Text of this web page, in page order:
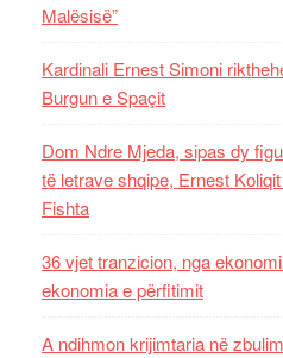
Malësisë”
Kardinali Ernest Simoni
Burgun e Spaçit
Dom Ndre Mjeda, sipas dy
të letrave shqipe, Ernest
Fishta
36 vjet tranzicion, nga
ekonomia e përfitimit
A ndihmon krijimtaria në